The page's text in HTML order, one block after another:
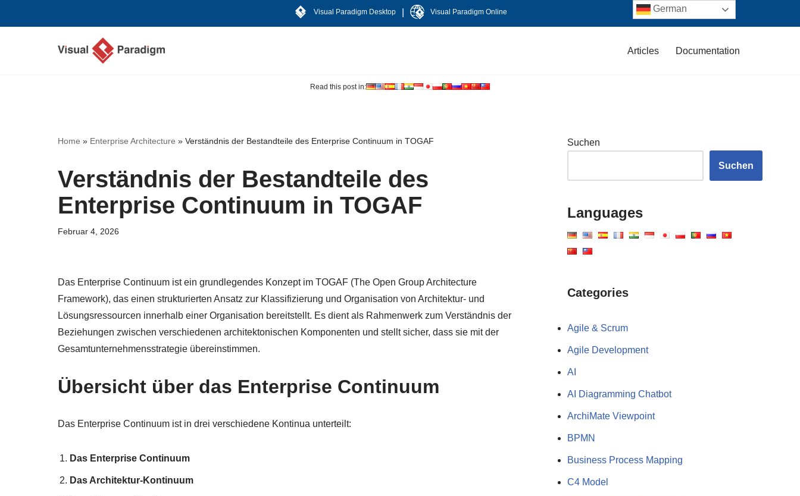
Visual Paradigm Desktop Visual Paradigm Online
Articles Documentation
Read this post in:
Home » Enterprise Architecture » Verständnis der Bestandteile des Enterprise Continuum in TOGAF
Verständnis der Bestandteile des
Enterprise Continuum in TOGAF
Februar 4, 2026
Das Enterprise Continuum ist ein grundlegendes Konzept im TOGAF (The Open Group Architecture
Framework), das einen strukturierten Ansatz zur Klassifizierung und Organisation von Architektur- und
Lösungsressourcen innerhalb einer Organisation bereitstellt. Es dient als Rahmenwerk zum Verständnis der
Beziehungen zwischen verschiedenen architektonischen Komponenten und stellt sicher, dass sie mit der
Gesamtunternehmensstrategie übereinstimmen.
Übersicht über das Enterprise Continuum
Das Enterprise Continuum ist in drei verschiedene Kontinua unterteilt:
Das Enterprise Continuum
Das Architektur-Kontinuum
Suchen
Suchen
Languages
Categories
Agile & Scrum
Agile Development
AI
AI Diagramming Chatbot
ArchiMate Viewpoint
BPMN
Business Process Mapping
C4 Model
German